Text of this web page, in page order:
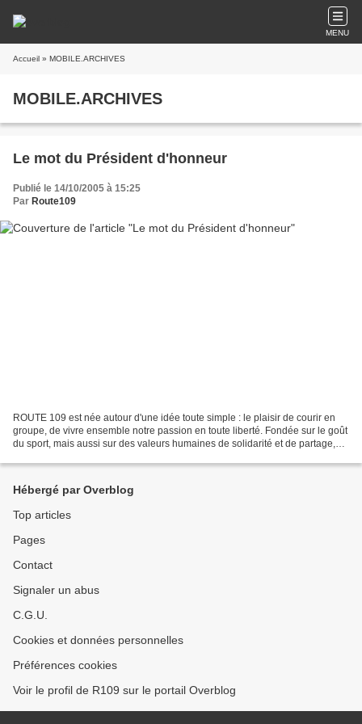
MENU
Accueil » MOBILE.ARCHIVES
MOBILE.ARCHIVES
Le mot du Président d'honneur
Publié le 14/10/2005 à 15:25
Par Route109
ROUTE 109 est née autour d'une idée toute simple : le plaisir de courir en
groupe, de vivre ensemble notre passion en toute liberté. Fondée sur le goût
du sport, mais aussi sur des valeurs humaines de solidarité et de partage,
Hébergé par Overblog
Top articles
Pages
Contact
Signaler un abus
C.G.U.
Cookies et données personnelles
Préférences cookies
Voir le profil de R109 sur le portail Overblog